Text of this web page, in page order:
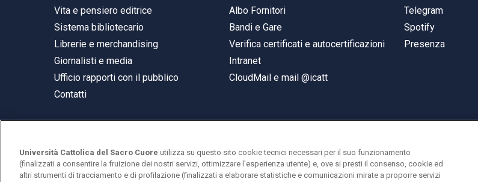
Vita e pensiero editrice
Sistema bibliotecario
Librerie e merchandising
Giornalisti e media
Ufficio rapporti con il pubblico
Contatti
Albo Fornitori
Bandi e Gare
Verifica certificati e autocertificazioni
Intranet
CloudMail e mail @icatt
Telegram
Spotify
Presenza
© Università Cattolica del Sacro Cuore
Largo A. Gemelli 1, 20123 Milano
Università Cattolica del Sacro Cuore utilizza su questo sito cookie tecnici necessari per il suo funzionamento
(finalizzati a consentire la fruizione dei nostri servizi, ottimizzare l'esperienza utente) e, ove si presti il consenso, cookie ed
altri strumenti di tracciamento e di profilazione (finalizzati a elaborare statistiche e comunicazioni mirate a proporre servizi